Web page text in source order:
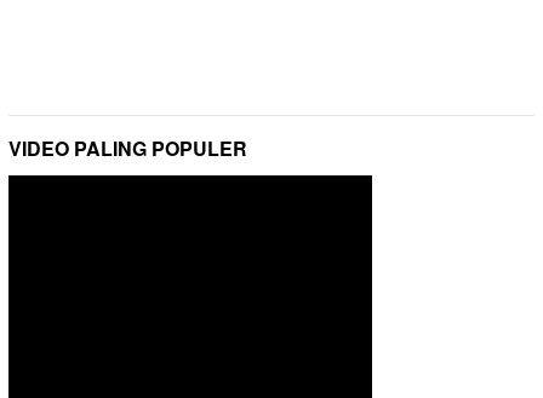
VIDEO PALING POPULER